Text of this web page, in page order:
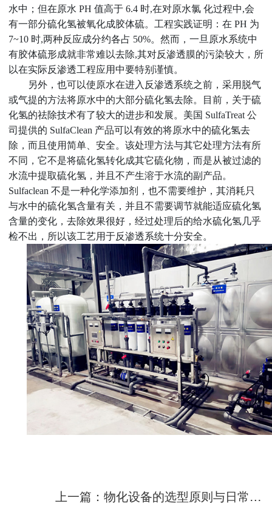
水中；但在原水 PH 值高于 6.4 时,在对原水氯 化过程中,会
有一部分硫化氢被氧化成胶体硫。工程实践证明：在 PH 为
7~10 时,两种反应成分约各占 50%。然而，一旦原水系统中
有胶体硫形成就非常难以去除,其对反渗透膜的污染较大，所
以在实际反渗透工程应用中要特别谨慎。
另外，也可以使原水在进入反渗透系统之前，采用脱气
或气提的方法将原水中的大部分硫化氢去除。目前，关于硫
化氢的祛除技术有了较大的进步和发展。美国 SulfaTreat 公
司提供的 SulfaClean 产品可以有效的将原水中的硫化氢去
除，而且使用简单、安全。该处理方法与其它处理方法有所
不同，它不是将硫化氢转化成其它硫化物，而是从被过滤的
水流中提取硫化氢，并且不产生溶于水流的副产品。
Sulfaclean 不是一种化学添加剂，也不需要维护，其消耗只
与水中的硫化氢含量有关，并且不需要调节就能适应硫化氢
含量的变化，去除效果很好，经过处理后的给水硫化氢几乎
检不出，所以该工艺用于反渗透系统十分安全。
上一篇：物化设备的选型原则与日常运维注意事项